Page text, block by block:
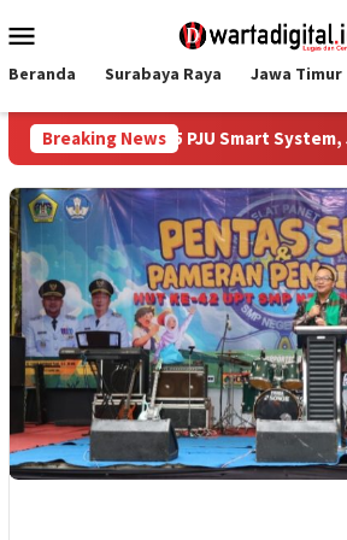
ke
Mobile
Beranda Surabaya Raya Jawa Timur
Breaking News
Bangun 385 PJU Smart System,